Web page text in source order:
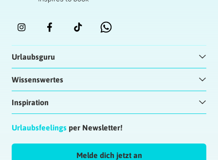
Urlaubsguru
Wissenswertes
Inspiration
Urlaubsfeelings per Newsletter!
Melde dich jetzt an